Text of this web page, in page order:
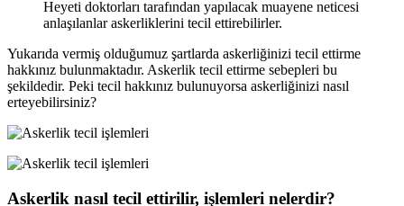
Heyeti doktorları tarafından yapılacak muayene neticesi
anlaşılanlar askerliklerini tecil ettirebilirler.
Yukarıda vermiş olduğumuz şartlarda askerliğinizi tecil ettirme
hakkınız bulunmaktadır. Askerlik tecil ettirme sebepleri bu
şekildedir. Peki tecil hakkınız bulunuyorsa askerliğinizi nasıl
erteyebilirsiniz?
Askerlik nasıl tecil ettirilir, işlemleri nelerdir?